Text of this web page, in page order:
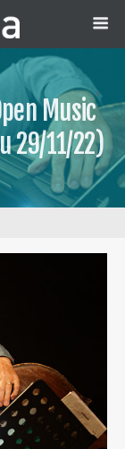
Music
29/11/22)